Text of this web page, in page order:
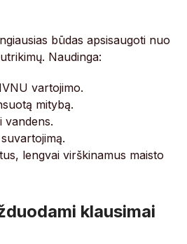
būdas apsisaugoti nuo
Naudinga:
vartojimo.
mitybą.
vandens.
lengvai virškinamus maisto
klausimai